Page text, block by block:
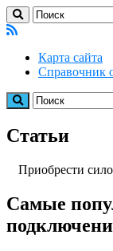
Карта сайта
Справочник
Статьи
Приобрести
Самые